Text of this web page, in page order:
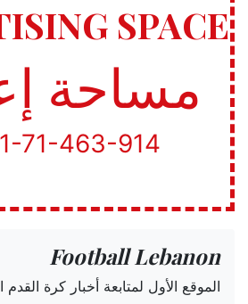
SPACE
مساحة
71-463-914
Football Lebanon
الموقع الأول لمتابعة أخبار كرة القدم